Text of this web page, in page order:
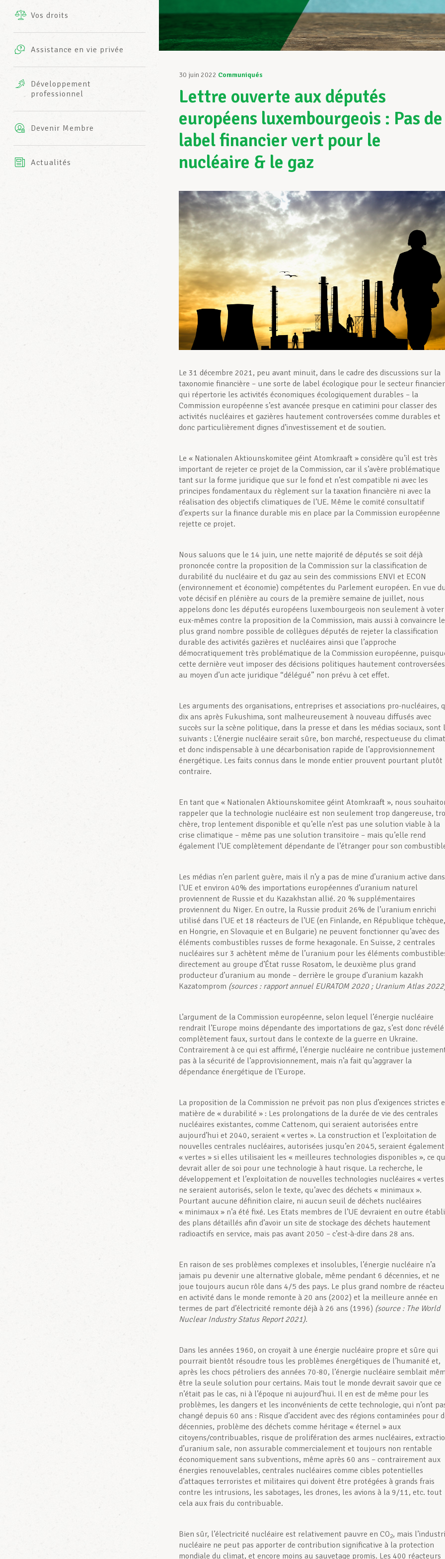
INFO-CENTER
Vos droits
Assistance en vie privée
complémentaires
AXA
Développement
professionnel
Devenir Membre
Actualités
30 juin 2022 Communiqués
Lettre ouverte aux députés
européens luxembourgeois : Pas de
label financier vert pour le
nucléaire & le gaz
Le 31 décembre 2021, peu avant minuit, dans le cadre des discussions sur la
taxonomie financière – une sorte de label écologique pour le secteur financier
qui répertorie les activités économiques écologiquement durables – la
Commission européenne s’est avancée presque en catimini pour classer des
activités nucléaires et gazières hautement controversées comme durables et
donc particulièrement dignes d’investissement et de soutien.
Le « Nationalen Aktiounskomitee géint Atomkraaft » considère qu’il est très
important de rejeter ce projet de la Commission, car il s’avère problématique
tant sur la forme juridique que sur le fond et n’est compatible ni avec les
principes fondamentaux du règlement sur la taxation financière ni avec la
réalisation des objectifs climatiques de l’UE. Même le comité consultatif
d’experts sur la finance durable mis en place par la Commission européenne
rejette ce projet.
Nous saluons que le 14 juin, une nette majorité de députés se soit déjà
prononcée contre la proposition de la Commission sur la classification de
durabilité du nucléaire et du gaz au sein des commissions ENVI et ECON
(environnement et économie) compétentes du Parlement européen. En vue
vote décisif en plénière au cours de la première semaine de juillet, nous
appelons donc les députés européens luxembourgeois non seulement à voter
eux-mêmes contre la proposition de la Commission, mais aussi à convaincre le
plus grand nombre possible de collègues députés de rejeter la classification
durable des activités gazières et nucléaires ainsi que l’approche
démocratiquement très problématique de la Commission européenne,
cette dernière veut imposer des décisions politiques hautement controversées
au moyen d’un acte juridique “délégué” non prévu à cet effet.
Les arguments des organisations, entreprises et associations pro-nucléaires,
dix ans après Fukushima, sont malheureusement à nouveau diffusés avec
succès sur la scène politique, dans la presse et dans les médias sociaux, sont
suivants : L’énergie nucléaire serait sûre, bon marché, respectueuse du climat
et donc indispensable à une décarbonisation rapide de l’approvisionnement
énergétique. Les faits connus dans le monde entier prouvent pourtant plutôt
contraire.
En tant que « Nationalen Aktiounskomitee géint Atomkraaft », nous
rappeler que la technologie nucléaire est non seulement trop dangereuse,
chère, trop lentement disponible et qu’elle n’est pas une solution viable à la
crise climatique – même pas une solution transitoire – mais qu’elle rend
également l’UE complètement dépendante de l’étranger pour son
Les médias n’en parlent guère, mais il n’y a pas de mine d’uranium active dans
l’UE et environ 40% des importations européennes d’uranium naturel
proviennent de Russie et du Kazakhstan allié. 20 % supplémentaires
proviennent du Niger. En outre, la Russie produit 26% de l’uranium enrichi
utilisé dans l’UE et 18 réacteurs de l’UE (en Finlande, en République tchèque,
en Hongrie, en Slovaquie et en Bulgarie) ne peuvent fonctionner qu’avec des
éléments combustibles russes de forme hexagonale. En Suisse, 2 centrales
nucléaires sur 3 achètent même de l’uranium pour les éléments
directement au groupe d’État russe Rosatom, le deuxième plus grand
producteur d’uranium au monde – derrière le groupe d’uranium kazakh
Kazatomprom (sources : rapport annuel EURATOM 2020 ; Uranium Atlas
L’argument de la Commission européenne, selon lequel l’énergie nucléaire
rendrait l’Europe moins dépendante des importations de gaz, s’est donc révélé
complètement faux, surtout dans le contexte de la guerre en Ukraine.
Contrairement à ce qui est affirmé, l’énergie nucléaire ne contribue
pas à la sécurité de l’approvisionnement, mais n’a fait qu’aggraver la
dépendance énergétique de l’Europe.
La proposition de la Commission ne prévoit pas non plus d’exigences strictes
matière de « durabilité » : Les prolongations de la durée de vie des centrales
nucléaires existantes, comme Cattenom, qui seraient autorisées entre
aujourd’hui et 2040, seraient « vertes ». La construction et l’exploitation de
nouvelles centrales nucléaires, autorisées jusqu’en 2045, seraient également
« vertes » si elles utilisaient les « meilleures technologies disponibles », ce
devrait aller de soi pour une technologie à haut risque. La recherche, le
développement et l’exploitation de nouvelles technologies nucléaires «
ne seraient autorisés, selon le texte, qu’avec des déchets « minimaux ».
Pourtant aucune définition claire, ni aucun seuil de déchets nucléaires
« minimaux » n’a été fixé. Les Etats membres de l’UE devraient en outre
des plans détaillés afin d’avoir un site de stockage des déchets hautement
radioactifs en service, mais pas avant 2050 – c’est-à-dire dans 28 ans.
En raison de ses problèmes complexes et insolubles, l’énergie nucléaire n’a
jamais pu devenir une alternative globale, même pendant 6 décennies, et ne
joue toujours aucun rôle dans 4/5 des pays. Le plus grand nombre de
en activité dans le monde remonte à 20 ans (2002) et la meilleure année en
termes de part d’électricité remonte déjà à 26 ans (1996) (source : The World
Nuclear Industry Status Report 2021).
Dans les années 1960, on croyait à une énergie nucléaire propre et sûre qui
pourrait bientôt résoudre tous les problèmes énergétiques de l’humanité et,
après les chocs pétroliers des années 70-80, l’énergie nucléaire semblait
être la seule solution pour certains. Mais tout le monde devrait savoir que ce
n’était pas le cas, ni à l’époque ni aujourd’hui. Il en est de même pour les
problèmes, les dangers et les inconvénients de cette technologie, qui n’ont
changé depuis 60 ans : Risque d’accident avec des régions contaminées pour
décennies, problème des déchets comme héritage « éternel » aux
citoyens/contribuables, risque de prolifération des armes nucléaires,
d’uranium sale, non assurable commercialement et toujours non rentable
économiquement sans subventions, même après 60 ans – contrairement aux
énergies renouvelables, centrales nucléaires comme cibles potentielles
d’attaques terroristes et militaires qui doivent être protégées à grands frais
contre les intrusions, les sabotages, les drones, les avions à la 9/11, etc. tout
cela aux frais du contribuable.
Bien sûr, l’électricité nucléaire est relativement pauvre en CO2, mais
nucléaire ne peut pas apporter de contribution significative à la protection
mondiale du climat, et encore moins au sauvetage promis. Les 400 réacteurs